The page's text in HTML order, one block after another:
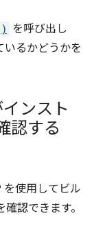
を呼び出し
るかどうかを
ンスト
認する
を使用してビル
認できます。